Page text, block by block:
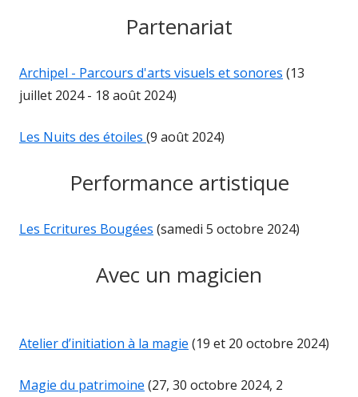
Partenariat
Archipel - Parcours d'arts visuels et sonores (13
juillet 2024 - 18 août 2024)
Les Nuits des étoiles (9 août 2024)
Performance artistique
Les Ecritures Bougées (samedi 5 octobre 2024)
Avec un magicien
Atelier d’initiation à la magie (19 et 20 octobre 2024)
Magie du patrimoine (27, 30 octobre 2024, 2